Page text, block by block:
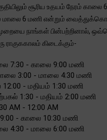
சூரிய உதயம் நேரம் காலை
மாலை 6 மணி என்றும்
நாங்கள் பின்பற்றினால்,
ராகுககாலம் கிடைக்கும்-
7:30 - காலை 9:00 மணி
3:00 - மாலை 4:30 மணி
- மதியம் 1:30 மணி
1:30 - மதியம் 2:00 மணி
AM - 12:00 AM
- காலை 10:30 மணி
4:30 - மாலை 6:00 மணி